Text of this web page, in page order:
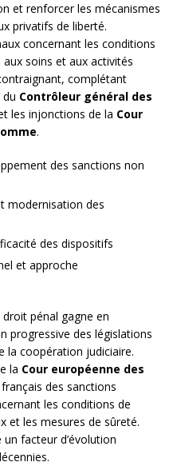
et renforcer les mécanismes
privatifs de liberté.
concernant les conditions
soins et aux activités
complétant
Contrôleur général des
les injonctions de la Cour
.
des sanctions non
modernisation des
des dispositifs
et approche
droit pénal gagne en
progressive des législations
la coopération judiciaire.
la Cour européenne des
des sanctions
les conditions de
et les mesures de sûreté.
facteur d’évolution